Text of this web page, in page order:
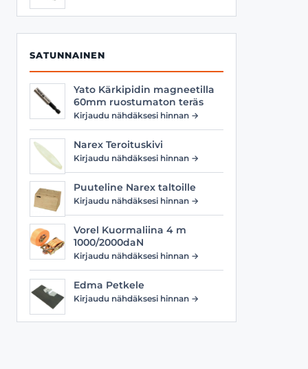
SATUNNAINEN
Yato Kärkipidin magneetilla
60mm ruostumaton teräs
Kirjaudu nähdäksesi hinnan →
Narex Teroituskivi
Kirjaudu nähdäksesi hinnan →
Puuteline Narex taltoille
Kirjaudu nähdäksesi hinnan →
Vorel Kuormaliina 4 m
1000/2000daN
Kirjaudu nähdäksesi hinnan →
Edma Petkele
Kirjaudu nähdäksesi hinnan →